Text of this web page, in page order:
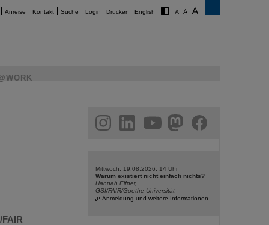
Anreise Kontakt Suche Login Drucken English
facebook
Mittwoch, 19.08.2026, 14 Uhr
Warum existiert nicht einfach nichts?
Hannah Elfner,
GSI/FAIR/Goethe-Universität
Anmeldung und weitere Informationen